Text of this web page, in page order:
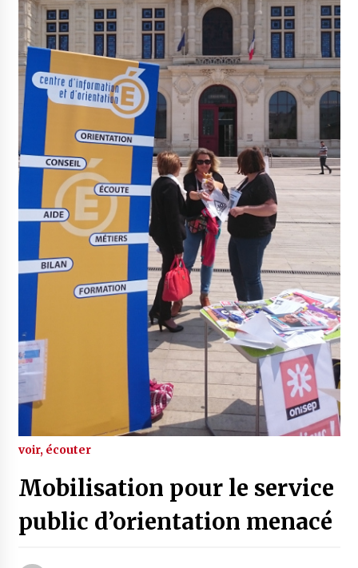
voir, écouter
Mobilisation pour le service
public d’orientation menacé